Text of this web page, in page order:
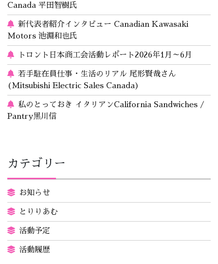
Canada 平田智樹氏
新代表者紹介インタビュー Canadian Kawasaki
Motors 池淵和也氏
トロント日本商工会活動レポート2026年1月～6月
若手駐在員仕事・生活のリアル 尾形賢哉さん
(Mitsubishi Electric Sales Canada)
私のとっておき イタリアンCalifornia Sandwiches /
Pantry黒川信
カテゴリー
お知らせ
とりりあむ
活動予定
活動履歴